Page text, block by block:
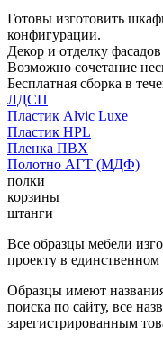
Готовы изготовить
конфигурации.
Декор и отделку
Возможно сочетание
Бесплатная сборка в
ЛДСП
Пластик Alvic Luxe
Пластик HPL
Пленка ПВХ
Полотно АГТ (МДФ)
полки
корзины
штанги
Все образцы мебели
проекту в единственном
Образцы имеют
поиска по сайту, все
зарегистрированным